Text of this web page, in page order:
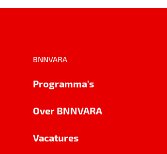
BNNVARA
Programma's
Over BNNVARA
Vacatures